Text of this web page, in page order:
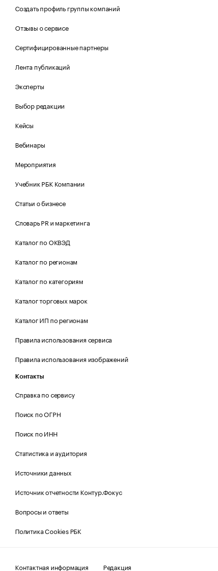
Создать профиль группы компаний
Отзывы о сервисе
Сертифицированные партнеры
Лента публикаций
Эксперты
Выбор редакции
Кейсы
Вебинары
Мероприятия
Учебник РБК Компании
Статьи о бизнесе
Словарь PR и маркетинга
Каталог по ОКВЭД
Каталог по регионам
Каталог по категориям
Каталог торговых марок
Каталог ИП по регионам
Правила использования сервиса
Правила использования изображений
Контакты
Справка по сервису
Поиск по ОГРН
Поиск по ИНН
Статистика и аудитория
Источники данных
Источник отчетности Контур.Фокус
Вопросы и ответы
Политика Cookies РБК
Контактная информация Редакция